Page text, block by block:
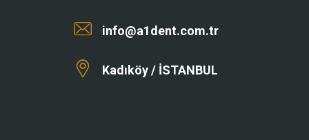
info@a1dent.com.tr
Kadıköy / İSTANBUL